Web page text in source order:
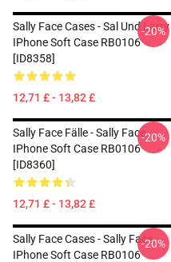
Sally Face Cases - Sal Und Larry
IPhone Soft Case RB0106
[ID8358]
12,71 £ - 13,82 £
-20%
Sally Face Fälle - Sally Face
IPhone Soft Case RB0106
[ID8360]
12,71 £ - 13,82 £
-20%
Sally Face Cases - Sally Face
IPhone Soft Case RB0106
-20%